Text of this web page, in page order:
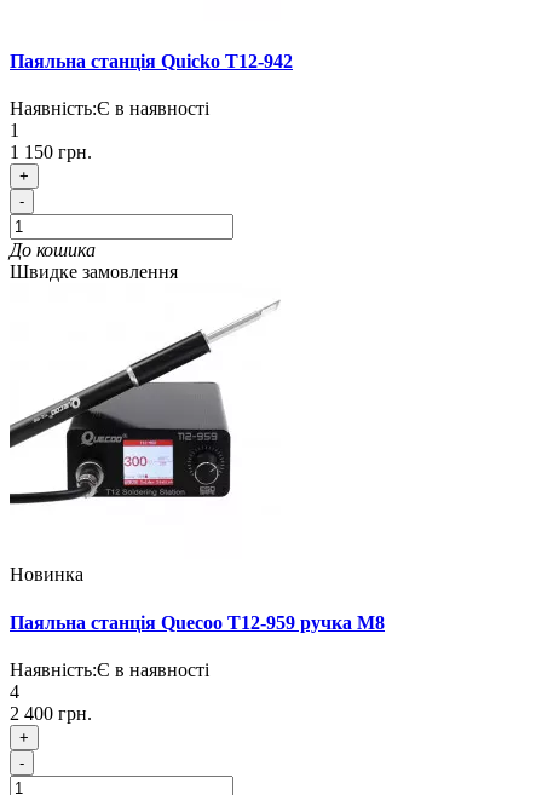
Паяльна станція Quicko T12-942
Наявність:Є в наявності
1
1 150 грн.
+
-
До кошика
Швидке замовлення
Новинка
Паяльна станція Quecoo T12-959 ручка M8
Наявність:Є в наявності
4
2 400 грн.
+
-